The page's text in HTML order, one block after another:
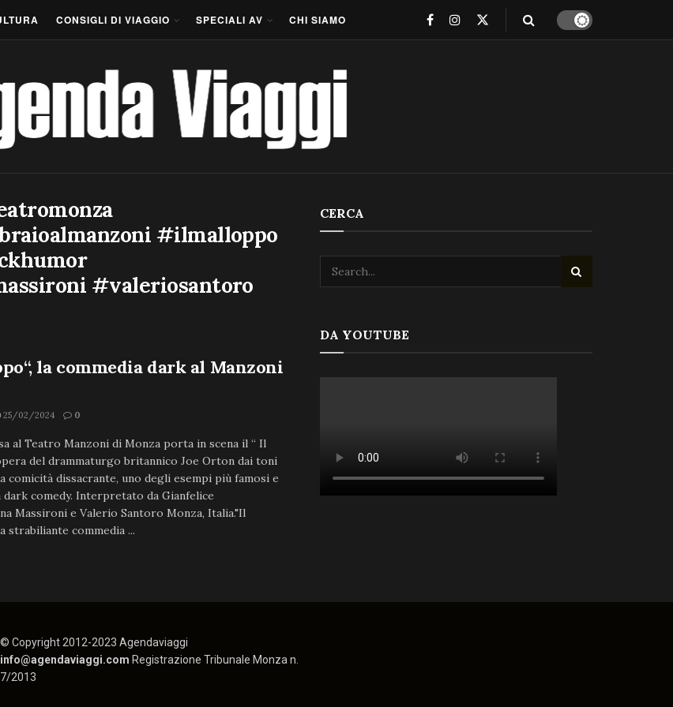
CONSIGLI DI VIAGGIO SPECIALI AV CHI SIAMO
#ilmalloppo
#valeriosantoro
la commedia dark al Manzoni
25/02/2024 0
al Teatro Manzoni di Monza porta in scena il “ Il
del drammaturgo britannico Joe Orton dai toni
comicità dissacrante, uno degli esempi più famosi e
comedy. Interpretato da Gianfelice
Massironi e Valerio Santoro Monza, Italia."Il
strabiliante commedia ...
CERCA
DA YOUTUBE
© Copyright 2012-2023 Agendaviaggi
info@agendaviaggi.com Registrazione Tribunale Monza n.
7/2013